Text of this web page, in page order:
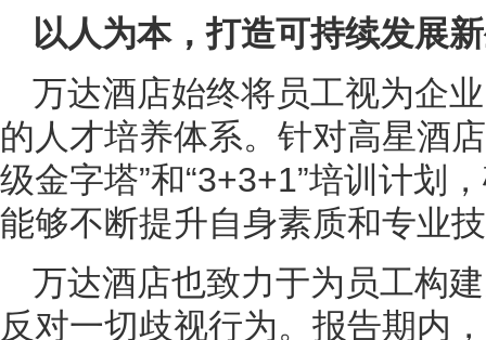
以人为本，打造可持续发展
万达酒店始终将员工视为企
的人才培养体系。针对高星酒
级金字塔”和“3+3+1”培训计划
能够不断提升自身素质和专业
万达酒店也致力于为员工构
反对一切歧视行为。报告期内